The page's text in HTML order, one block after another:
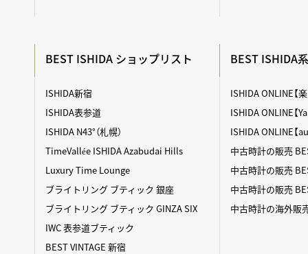
BEST ISHIDA ショップリスト
ISHIDA新宿
ISHIDA表参道
ISHIDA N43°（札幌）
TimeVallée ISHIDA Azabudai Hills
Luxury Time Lounge
ブライトリング ブティック 銀座
ブライトリング ブティック GINZA SIX
IWC 表参道ブティック
BEST VINTAGE 新宿
BEST ISHIDA
ISHIDA ONLINE【
ISHIDA ONLINE【
ISHIDA ONLINE【
中古時計の販売
中古時計の販売
中古時計の販売
中古時計の海外販